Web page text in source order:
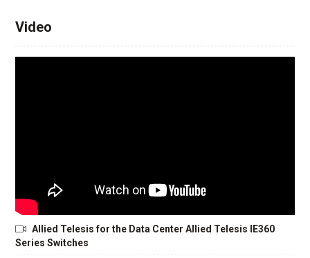
Video
Allied Telesis for the Data Center Allied Telesis IE360
Series Switches